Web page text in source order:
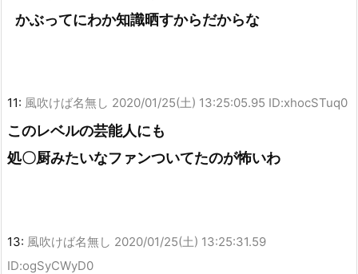
かぶってにわか知識晒すからだからな
11: 風吹けば名無し 2020/01/25(土) 13:25:05.95 ID:xhocSTuq0
このレベルの芸能人にも
処〇厨みたいなファンついてたのが怖いわ
13: 風吹けば名無し 2020/01/25(土) 13:25:31.59
ID:ogSyCWyD0